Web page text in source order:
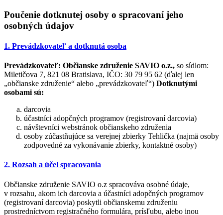
Poučenie dotknutej osoby o spracovaní jeho
osobných údajov
1. Prevádzkovateľ a dotknutá osoba
Prevádzkovateľ: Občianske združenie SAVIO o.z., so sídlom:
Miletičova 7, 821 08 Bratislava, IČO: 30 79 95 62 (ďalej len
„občianske združenie“ alebo „prevádzkovateľ“) Dotknutými
osobami sú:
darcovia
účastníci adopčných programov (registrovaní darcovia)
návštevníci webstránok občianskeho združenia
osoby zúčastňujúce sa verejnej zbierky Tehlička (najmä osoby
zodpovedné za vykonávanie zbierky, kontaktné osoby)
2. Rozsah a účel spracovania
Občianske združenie SAVIO o.z spracováva osobné údaje,
v rozsahu, akom ich darcovia a účastníci adopčných programov
(registrovaní darcovia) poskytli občianskemu združeniu
prostredníctvom registračného formulára, prísľubu, alebo inou